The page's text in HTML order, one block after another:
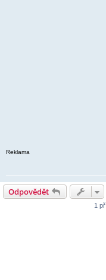
Reklama
Odpovědět
1